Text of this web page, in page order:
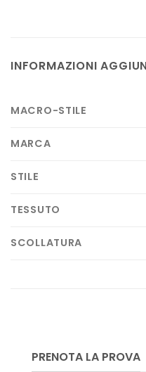
INFORMAZIONI
MACRO-STILE
MARCA
STILE
TESSUTO
SCOLLATURA
PRENOTA LA PROVA